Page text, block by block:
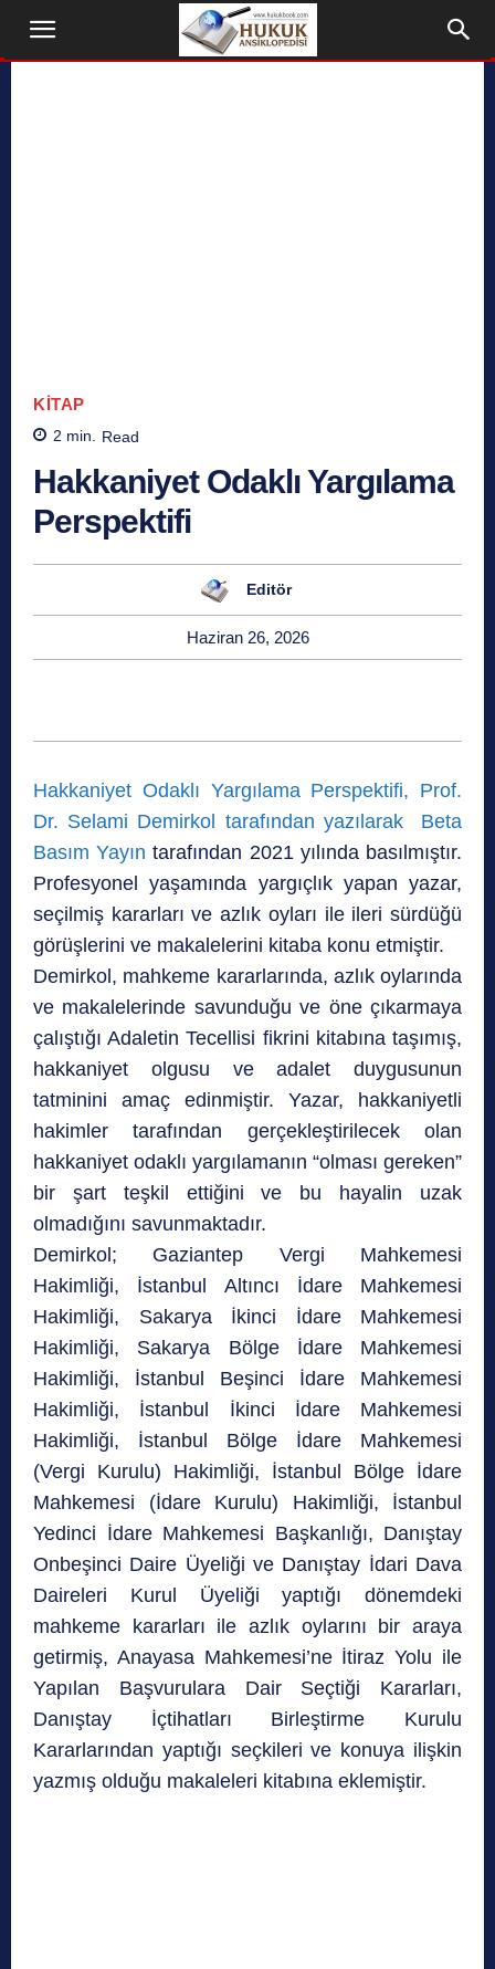
KITAP
2 min. Read
Hakkaniyet Odaklı Yargılama
Perspektifi
Editör
Haziran 26, 2026
Hakkaniyet Odaklı Yargılama Perspektifi, Prof.
Dr. Selami Demirkol tarafından yazılarak Beta
Basım Yayın tarafından 2021 yılında basılmıştır.
Profesyonel yaşamında yargıçlık yapan yazar,
seçilmiş kararları ve azlık oyları ile ileri sürdüğü
görüşlerini ve makalelerini kitaba konu etmiştir.
Demirkol, mahkeme kararlarında, azlık oylarında
ve makalelerinde savundu­ğu ve öne çıkarmaya
çalıştığı Adaletin Tecellisi fikrini kitabına taşımış,
hakka­niyet olgusu ve adalet duygusunun
tatminini amaç edinmiştir. Yazar, hakkaniyetli
hakimler tarafından gerçekleştirilecek olan
hakkaniyet odaklı yargılamanın “olması gereken”
bir şart teşkil ettiğini ve bu hayalin uzak
olmadığını savunmaktadır.
Demirkol; Gaziantep Vergi Mahkemesi
Hakimliği, İstanbul Altıncı İdare Mahkemesi
Hakimliği, Sakarya İkinci İdare Mahkemesi
Hakimliği, Sakarya Bölge İdare Mahkemesi
Hakimliği, İstanbul Beşinci İdare Mahkemesi
Hakimliği, İstanbul İkinci İdare Mahkemesi
Hakimliği, İstanbul Bölge İdare Mahkemesi
(Vergi Kurulu) Hakimliği, İstanbul Bölge İdare
Mahkemesi (İdare Kurulu) Hakimliği, İstanbul
Yedinci İdare Mahkemesi Başkanlığı, Danıştay
Onbeşinci Daire Üyeliği ve Danıştay İdari Dava
Daireleri Kurul Üyeliği yaptığı dönemdeki
mahkeme kararları ile azlık oylarını bir araya
getirmiş, Anayasa Mahkemesi’ne İtiraz Yolu ile
Yapılan Başvurulara Dair Seçtiği Kararları,
Danıştay İçtihatları Birleştirme Kurulu
Kararlarından yaptığı seçkileri ve konuya ilişkin
yazmış olduğu makaleleri kitabına eklemiştir.